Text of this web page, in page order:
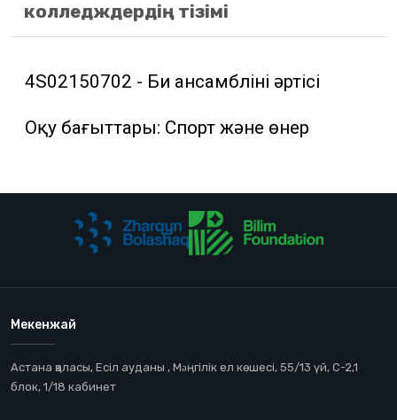
колледждердің тізімі
4S02150702 - Би ансамблінің әртісі
Оқу бағыттары: Спорт және өнер
Мекенжай
Астана қаласы, Есіл ауданы , Мəңгілік ел көшесі, 55/13 үй, С-2,1
блок, 1/18 кабинет